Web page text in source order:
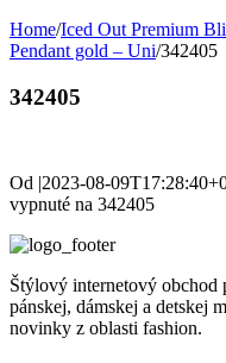
Home/Iced Out Premium
Pendant gold – Uni/342405
342405
Od |2023-08-
vypnuté na 342405
Štýlový internetový obchod
pánskej, dámskej a detskej
novinky z oblasti fashion.